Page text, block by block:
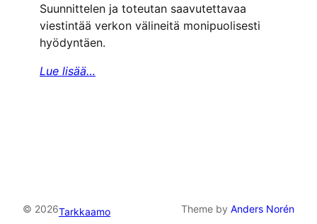
Suunnittelen ja toteutan saavutettavaa
viestintää verkon välineitä monipuolisesti
hyödyntäen.
Lue lisää…
© 2026Tarkkaamo Theme by Anders Norén